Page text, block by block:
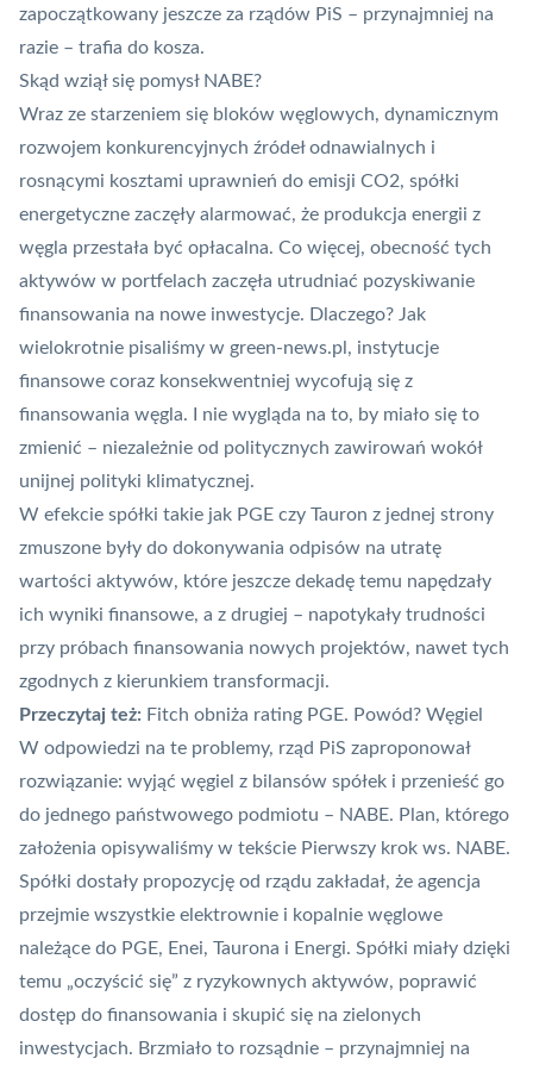
zapoczątkowany jeszcze za rządów PiS – przynajmniej na
razie – trafia do kosza.
Skąd wziął się pomysł NABE?
Wraz ze starzeniem się bloków węglowych, dynamicznym
rozwojem konkurencyjnych źródeł odnawialnych i
rosnącymi kosztami uprawnień do emisji CO2, spółki
energetyczne zaczęły alarmować, że produkcja energii z
węgla przestała być opłacalna. Co więcej, obecność tych
aktywów w portfelach zaczęła utrudniać pozyskiwanie
finansowania na nowe inwestycje. Dlaczego? Jak
wielokrotnie pisaliśmy w green-news.pl, instytucje
finansowe coraz konsekwentniej wycofują się z
finansowania węgla. I nie wygląda na to, by miało się to
zmienić – niezależnie od politycznych zawirowań wokół
unijnej polityki klimatycznej.
W efekcie spółki takie jak PGE czy Tauron z jednej strony
zmuszone były do dokonywania odpisów na utratę
wartości aktywów, które jeszcze dekadę temu napędzały
ich wyniki finansowe, a z drugiej – napotykały trudności
przy próbach finansowania nowych projektów, nawet tych
zgodnych z kierunkiem transformacji.
Przeczytaj też: Fitch obniża rating PGE. Powód? Węgiel
W odpowiedzi na te problemy, rząd PiS zaproponował
rozwiązanie: wyjąć węgiel z bilansów spółek i przenieść go
do jednego państwowego podmiotu – NABE. Plan, którego
założenia opisywaliśmy w tekście Pierwszy krok ws. NABE.
Spółki dostały propozycję od rządu zakładał, że agencja
przejmie wszystkie elektrownie i kopalnie węglowe
należące do PGE, Enei, Taurona i Energi. Spółki miały dzięki
temu „oczyścić się” z ryzykownych aktywów, poprawić
dostęp do finansowania i skupić się na zielonych
inwestycjach. Brzmiało to rozsądnie – przynajmniej na